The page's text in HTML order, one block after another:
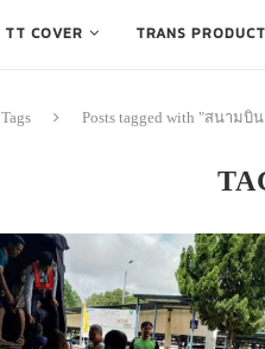
TT COVER TRANS PRODUCT
Tags Posts tagged with "สนามบิ